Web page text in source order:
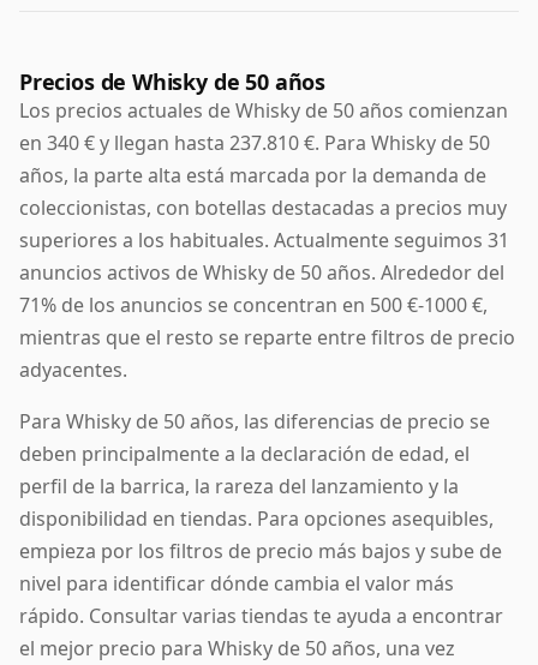
Precios de Whisky de 50 años
Los precios actuales de Whisky de 50 años comienzan
en 340 € y llegan hasta 237.810 €. Para Whisky de 50
años, la parte alta está marcada por la demanda de
coleccionistas, con botellas destacadas a precios muy
superiores a los habituales. Actualmente seguimos 31
anuncios activos de Whisky de 50 años. Alrededor del
71% de los anuncios se concentran en 500 €-1000 €,
mientras que el resto se reparte entre filtros de precio
adyacentes.
Para Whisky de 50 años, las diferencias de precio se
deben principalmente a la declaración de edad, el
perfil de la barrica, la rareza del lanzamiento y la
disponibilidad en tiendas. Para opciones asequibles,
empieza por los filtros de precio más bajos y sube de
nivel para identificar dónde cambia el valor más
rápido. Consultar varias tiendas te ayuda a encontrar
el mejor precio para Whisky de 50 años, una vez